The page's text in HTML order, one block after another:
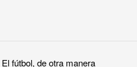
fútbol, de otra manera